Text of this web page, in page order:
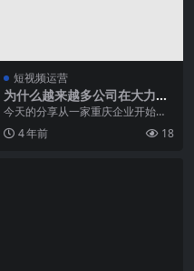
短视频运营
为什么越来越多公司在大力搞
短视频，却做得一塌糊涂？
今天的分享从一家重庆企业开始，
也是大家比较熟悉的一家企业：江
小白。 2012年整...
4 年前 18